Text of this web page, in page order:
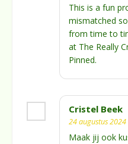
This is a fun
mismatched
from time to
at The Really
Pinned.
Cristel Beek
24 augustus
Maak jij ook